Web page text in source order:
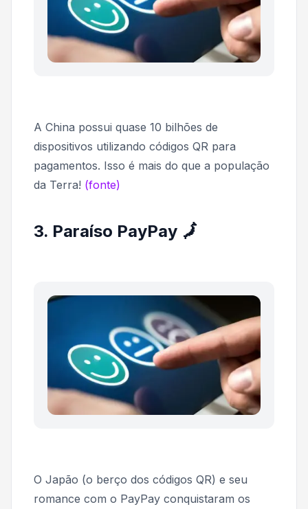
A China possui quase 10 bilhões de
dispositivos utilizando códigos QR para
pagamentos. Isso é mais do que a população
da Terra! (fonte)
3. Paraíso PayPay 🗾
O Japão (o berço dos códigos QR) e seu
romance com o PayPay conquistaram os